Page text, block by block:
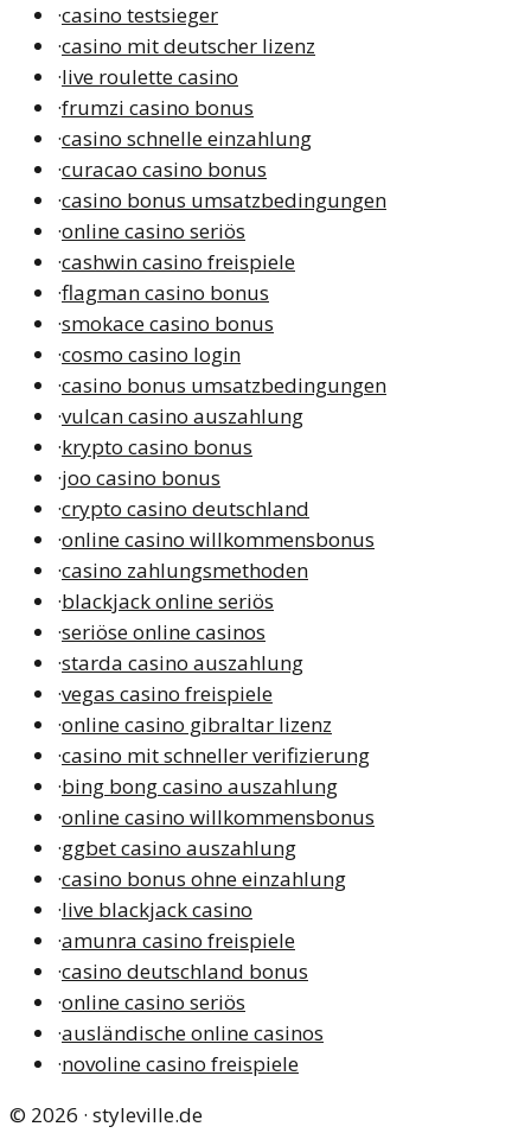
·casino testsieger
·casino mit deutscher lizenz
·live roulette casino
·frumzi casino bonus
·casino schnelle einzahlung
·curacao casino bonus
·casino bonus umsatzbedingungen
·online casino seriös
·cashwin casino freispiele
·flagman casino bonus
·smokace casino bonus
·cosmo casino login
·casino bonus umsatzbedingungen
·vulcan casino auszahlung
·krypto casino bonus
·joo casino bonus
·crypto casino deutschland
·online casino willkommensbonus
·casino zahlungsmethoden
·blackjack online seriös
·seriöse online casinos
·starda casino auszahlung
·vegas casino freispiele
·online casino gibraltar lizenz
·casino mit schneller verifizierung
·bing bong casino auszahlung
·online casino willkommensbonus
·ggbet casino auszahlung
·casino bonus ohne einzahlung
·live blackjack casino
·amunra casino freispiele
·casino deutschland bonus
·online casino seriös
·ausländische online casinos
·novoline casino freispiele
© 2026 · styleville.de